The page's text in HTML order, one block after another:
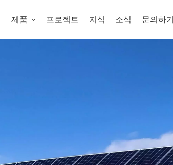
제품 프로젝트 지식 소식 문의하기